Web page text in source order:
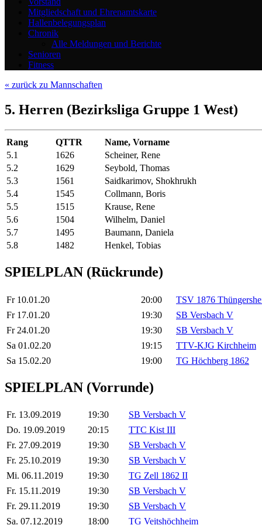
Mitgliedschaft und Ehrenamtskarte
Hallenbelegungsplan
Chronik
Alle Meldungen und Berichte
Senioren
Fitness
« zurück zu Mannschaften
5. Herren (Bezirksliga Gruppe 1 West)
Rang QTTR
Name, Vorname
5.1
1626
Scheiner, Rene
5.2
1629
Seybold, Thomas
5.3
1561
Saidkarimov, Shokhrukh
5.4
1545
Collmann, Boris
5.5
1515
Krause, Rene
5.6
1504
Wilhelm, Daniel
5.7
1495
Baumann, Daniela
5.8
1482 Henkel, Tobias
SPIELPLAN (Rückrunde)
Fr 10.01.20 20:00
TSV 1876
Fr 17.01.20
19:30
SB Versbach V
Fr 24.01.20
19:30
SB Versbach V
Sa 01.02.20
19:15
TTV-KJG Kirchheim
Sa 15.02.20
19:00 TG Höchberg 1862
SPIELPLAN (Vorrunde)
Fr. 13.09.2019 19:30
SB Versbach V
Do. 19.09.2019
20:15
TTC Kist III
Fr. 27.09.2019
19:30
SB Versbach V
Fr. 25.10.2019
19:30
SB Versbach V
Mi. 06.11.2019
19:30
TG Zell 1862 II
Fr. 15.11.2019
19:30
SB Versbach V
Fr. 29.11.2019
19:30
SB Versbach V
Sa. 07.12.2019
18:00 TG Veitshöchheim